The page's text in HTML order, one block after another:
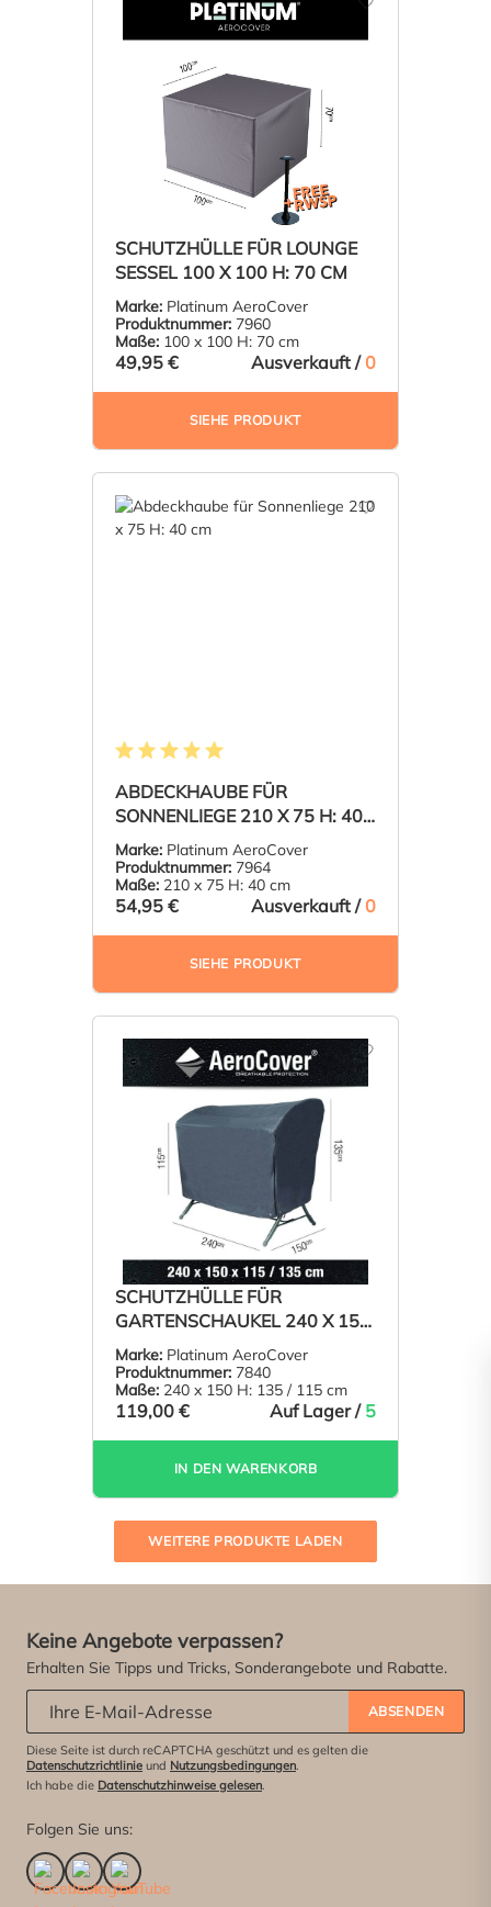
SCHUTZHÜLLE FÜR LOUNGE
SESSEL 100 X 100 H: 70 CM
Marke: Platinum AeroCover
Produktnummer: 7960
Maße: 100 x 100 H: 70 cm
49,95 € Ausverkauft /0
SIEHE PRODUKT
ABDECKHAUBE FÜR
SONNENLIEGE 210 X 75 H: 40
CM
Marke: Platinum AeroCover
Produktnummer: 7964
Maße: 210 x 75 H: 40 cm
54,95 € Ausverkauft /0
SIEHE PRODUKT
SCHUTZHÜLLE FÜR
GARTENSCHAUKEL 240 X 150
H: 135/115 CM
Marke: Platinum AeroCover
Produktnummer: 7840
Maße: 240 x 150 H: 135 / 115 cm
119,00 € Auf Lager / 5
IN DEN WARENKORB
WEITERE PRODUKTE LADEN
Keine Angebote verpassen?
Erhalten Sie Tipps und Tricks, Sonderangebote und Rabatte.
ABSENDEN
Diese Seite ist durch reCAPTCHA geschützt und es gelten die
Datenschutzrichtlinie und Nutzungsbedingungen.
Ich habe die Datenschutzhinweise gelesen.
Folgen Sie uns: